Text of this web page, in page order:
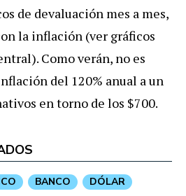
de devaluación mes a mes,
la inflación (ver gráficos
Como verán, no es
del 120% anual a un
en torno de los $700.
BANCO
DÓLAR